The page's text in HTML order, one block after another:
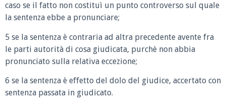
caso se il fatto non costituì un punto controverso sul quale
la sentenza ebbe a pronunciare;
5 se la sentenza è contraria ad altra precedente avente fra
le parti autorità di cosa giudicata, purchè non abbia
pronunciato sulla relativa eccezione;
6 se la sentenza è effetto del dolo del giudice, accertato con
sentenza passata in giudicato.